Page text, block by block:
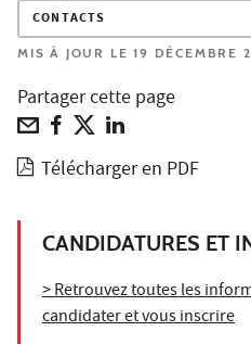
CONTACTS
MIS À JOUR LE 19 DÉCEMBRE
Partager cette page
Télécharger en PDF
CANDIDATURES ET
> Retrouvez toutes les
candidater et vous inscrire